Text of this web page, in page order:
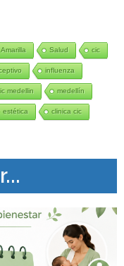
Salud cic
influenza
medellin medellín
estética clinica cic